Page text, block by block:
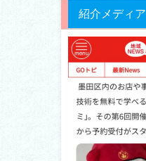
紹介メディア